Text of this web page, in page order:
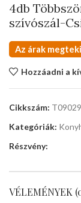
4db
szívószál-
Az árak
Hozzáadni a
Cikkszám:
Kategóriák:
Részvény:
VÉLEMÉNYEK